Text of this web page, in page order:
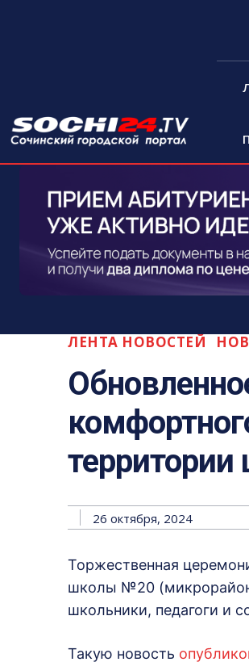
ЛЕНТА НОВОСТЕЙ
26 октября, 2024
Торжественная
школы №20 (микрорайон
школьники, педагоги и
Такую новость